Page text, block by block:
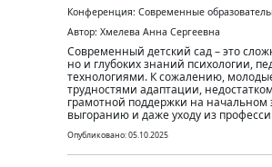
Конференция: Современные
Автор: Хмелева Анна Сергеевна
Современный детский сад – это
но и глубоких знаний психологии,
технологиями. К сожалению,
трудностями адаптации,
грамотной поддержки на
выгоранию и даже уходу из
Опубликовано: 05.10.2025